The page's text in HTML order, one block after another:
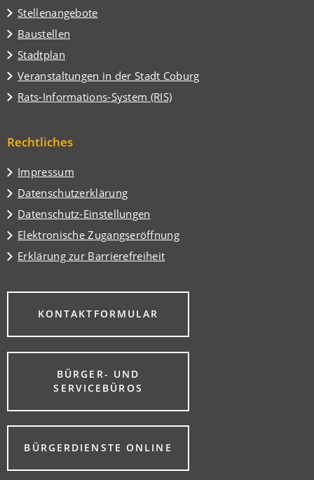
Stellenangebote
Baustellen
Stadtplan
(Öffnet
in
einem
neuen
Veranstaltungen in der Stadt Coburg
(Öffnet
in
einem
Tab)
Rats-Informations-System (RIS)
(Öffnet
neuen
Rechtliches
Impressum
Datenschutzerklärung
Datenschutz-Einstellungen
Elektronische Zugangseröffnung
Erklärung zur Barrierefreiheit
KONTAKTFORMULAR
(ÖFFNET
NEUEN
BÜRGER- UND
SERVICEBÜROS
(ÖFFNET
EINEM
NEUEN
TAB)BÜRGERDIENSTE ONLINE
(ÖFFNET
EINEM